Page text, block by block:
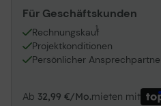
Für Geschäftskunden
Rechnungskauf
1
Projektkonditionen
Persönlicher
Ab 32,99 €/Mo.mieten mit